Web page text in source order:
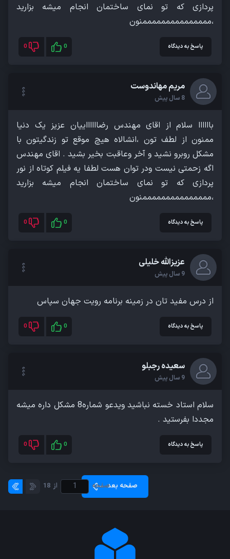
پردازی که تو نمای ساختمان انجام میشه بزارید
،مممممممممممممممنون
پاسخ به دیدگاه 0
0
مریم مهاندوست
8 سال پیش
باااااا سلام از اقای مهندس رضااااااییان عزیز یک دنیا
ممنون از لطف تون ،انشالاه هیچ موقع تو زندگیتون با
مشکل روبرو نشید و آخر وعاقبت بخیر بشید . اقای مهندس
اگه زحمتی نیست ودر توان هست لطفا یه فیلم کوتاه از نور
پردازی که تو نمای ساختمان انجام میشه بزارید
،مممممممممممممممنون
پاسخ به دیدگاه 0
0
عزیزالله خلیلی
9 سال پیش
از درس مفید تان در زمینه برنامه رویت جهان سپاس
پاسخ به دیدگاه 0
0
سعیده رجبلو
9 سال پیش
سلام استاد خسته نباشید ویدعو شماره8 مشکل داره میشه
مجددا بفرستید .
پاسخ به دیدگاه 0
0
صفحه بعدصفحه از 18